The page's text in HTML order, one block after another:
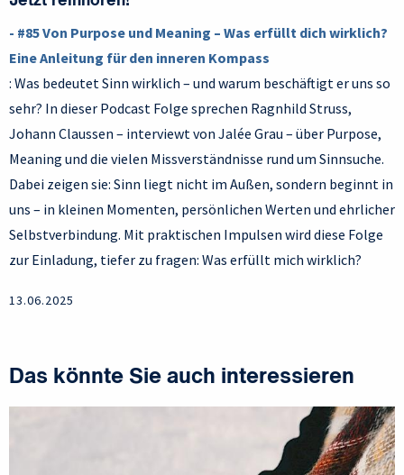
- #85 Von Purpose und Meaning – Was erfüllt dich wirklich?
Eine Anleitung für den inneren Kompass
: Was bedeutet Sinn wirklich – und warum beschäftigt er uns so
sehr? In dieser Podcast Folge sprechen Ragnhild Struss,
Johann Claussen – interviewt von Jalée Grau – über Purpose,
Meaning und die vielen Missverständnisse rund um Sinnsuche.
Dabei zeigen sie: Sinn liegt nicht im Außen, sondern beginnt in
uns – in kleinen Momenten, persönlichen Werten und ehrlicher
Selbstverbindung. Mit praktischen Impulsen wird diese Folge
zur Einladung, tiefer zu fragen: Was erfüllt mich wirklich?
13.06.2025
Das könnte Sie auch interessieren